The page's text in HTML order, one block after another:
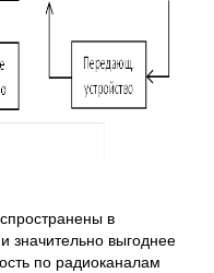
в
значительно выгоднее
по радиоканалам